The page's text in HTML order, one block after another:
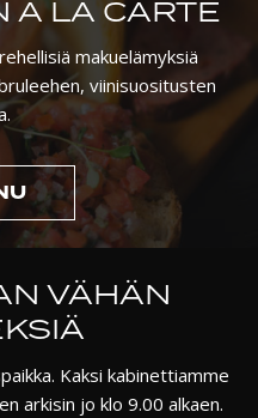
A LA CARTE
makuelämyksiä
viinisuositusten
VÄHÄN
Kaksi kabinettiamme
arkisin jo klo 9.00 alkaen.